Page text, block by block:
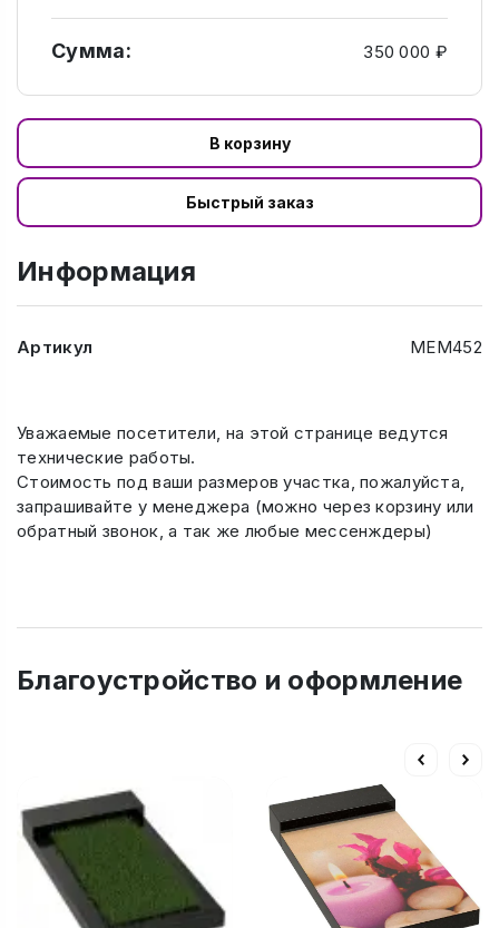
Сумма: 350 000 ₽
В корзину
Быстрый заказ
Информация
Артикул МЕМ452
Уважаемые посетители, на этой странице ведутся
технические работы.
Стоимость под ваши размеров участка, пожалуйста,
запрашивайте у менеджера (можно через корзину или
обратный звонок, а так же любые мессенждеры)
Благоустройство и оформление